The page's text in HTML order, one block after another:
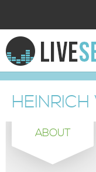
HOME
EXPLORE
DONATE
LOG INABOUT